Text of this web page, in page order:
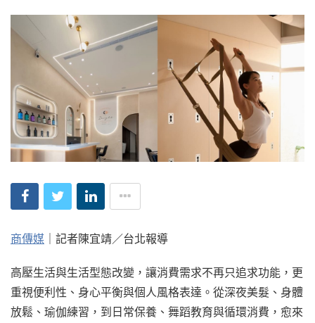
商傳媒 ｜記者陳宜靖／台北報導
高壓生活與生活型態改變，讓消費需求不再只追求功能，更
重視便利性、身心平衡與個人風格表達。從深夜美髮、身體
放鬆、瑜伽練習，到日常保養、舞蹈教育與循環消費，愈來